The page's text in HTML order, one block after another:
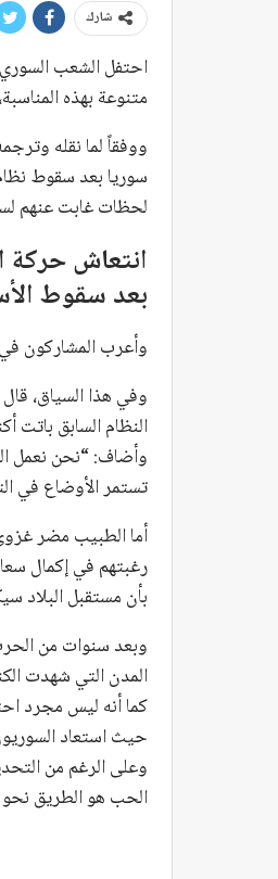
شارك
احتفل الشعب
متنوعة بهذه
ووفقاً لما نقله
سوريا بعد سقوط
لحظات غابت عنهم
انتعاش حركة
بعد سقوط
وأعرب المشاركون في
وفي هذا السياق،
النظام السابق باتت
وأضاف: “نحن نعمل
تستمر الأوضاع في
أما الطبيب مضر
رغبتهم في إكمال
بأن مستقبل البلاد
وبعد سنوات من
المدن التي شهدت
كما أنه ليس مجرد
حيث استعاد
وعلى الرغم من
الحب هو الطريق نحو